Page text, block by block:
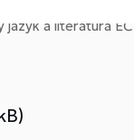
jazyk a literatúra